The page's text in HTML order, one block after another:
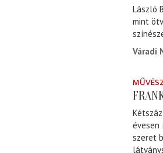
László
mint
Váradi
évesen
szeret